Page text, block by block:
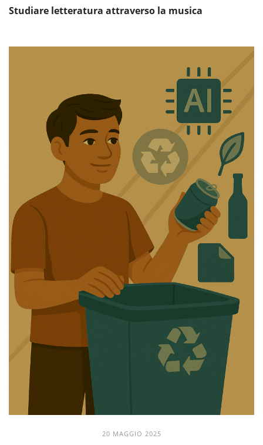
Studiare letteratura attraverso la musica
20 MAGGIO 2025